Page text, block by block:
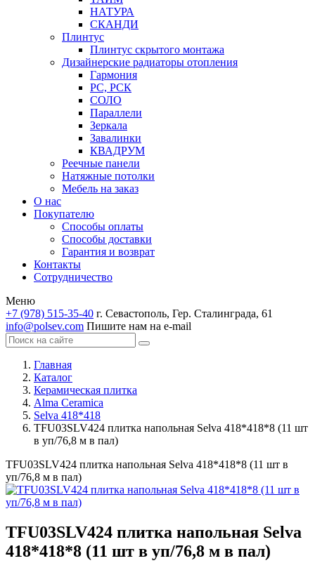
НАТУРА
СКАНДИ
Плинтус
Плинтус скрытого монтажа
Дизайнерские радиаторы отопления
Гармония
РС, РСК
СОЛО
Параллели
Зеркала
Завалинки
КВАДРУМ
Реечные панели
Натяжные потолки
Мебель на заказ
О нас
Покупателю
Способы оплаты
Способы доставки
Гарантия и возврат
Контакты
Сотрудничество
Меню
+7 (978) 515-35-40 г. Севастополь, Гер. Сталинграда, 61
info@polsev.com Пишите нам на e-mail
Главная
Каталог
Керамическая плитка
Alma Ceramica
Selva 418*418
TFU03SLV424 плитка напольная Selva 418*418*8 (11 шт
в уп/76,8 м в пал)
TFU03SLV424 плитка напольная Selva 418*418*8 (11 шт в
уп/76,8 м в пал)
TFU03SLV424 плитка напольная Selva
418*418*8 (11 шт в уп/76,8 м в пал)